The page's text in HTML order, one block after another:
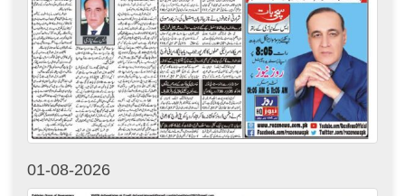
01-08-2026